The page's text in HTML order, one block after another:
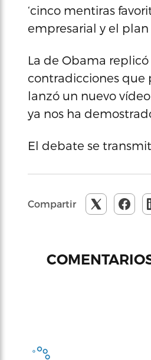
‘cinco mentiras
empresarial y el
La de Obama
contradicciones que
lanzó un nuevo
ya nos ha
El debate se
Compartir